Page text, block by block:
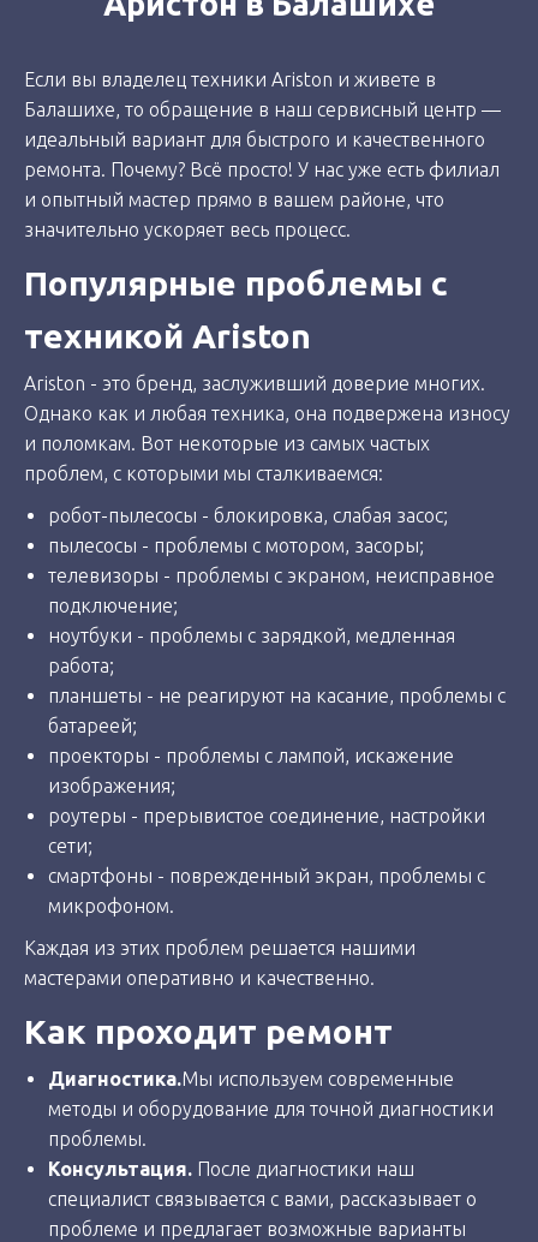
Если вы владелец техники Ariston и живете в
Балашихе, то обращение в наш сервисный центр —
идеальный вариант для быстрого и качественного
ремонта. Почему? Всё просто! У нас уже есть филиал
и опытный мастер прямо в вашем районе, что
значительно ускоряет весь процесс.
Популярные проблемы с
техникой Ariston
Ariston - это бренд, заслуживший доверие многих.
Однако как и любая техника, она подвержена износу
и поломкам. Вот некоторые из самых частых
проблем, с которыми мы сталкиваемся:
робот-пылесосы - блокировка, слабая засос;
пылесосы - проблемы с мотором, засоры;
телевизоры - проблемы с экраном, неисправное
подключение;
ноутбуки - проблемы с зарядкой, медленная
работа;
планшеты - не реагируют на касание, проблемы с
батареей;
проекторы - проблемы с лампой, искажение
изображения;
роутеры - прерывистое соединение, настройки
сети;
смартфоны - поврежденный экран, проблемы с
микрофоном.
Каждая из этих проблем решается нашими
мастерами оперативно и качественно.
Как проходит ремонт
Диагностика.Мы используем современные
методы и оборудование для точной диагностики
проблемы.
Консультация. После диагностики наш
специалист связывается с вами, рассказывает о
проблеме и предлагает возможные варианты